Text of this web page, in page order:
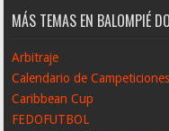
MÁS TEMAS EN BALOMPIÉ
Arbitraje
Calendario de
Caribbean Cup
FEDOFUTBOL